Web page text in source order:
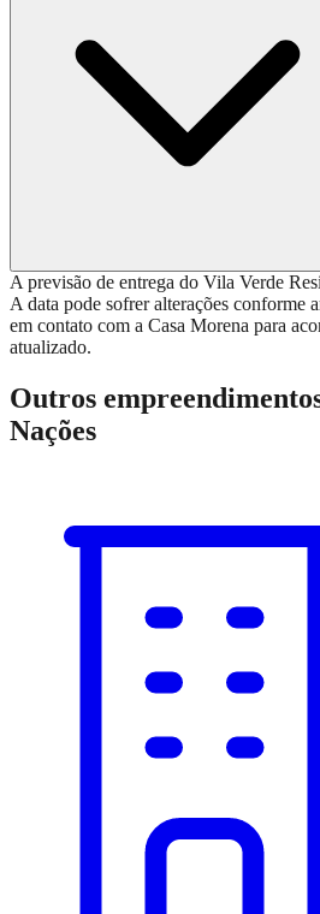
A previsão de entrega do Vila Verde
A data pode sofrer alterações conforme
em contato com a Casa Morena para
atualizado.
Outros
Nações